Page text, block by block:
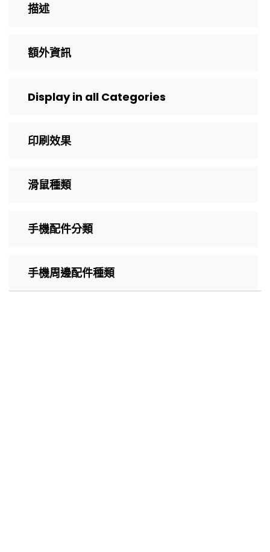
描述
額外資訊
Display in all Categories
印刷效果
滑鼠種類
手機配件分類
手機周邊配件種類